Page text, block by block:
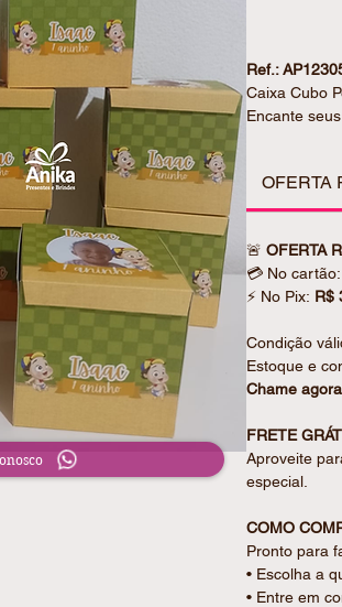
Ref.:
Caixa Cubo
Encante
Com um
a identidade
• Impressão
• Não é à
• Modelo:
• Produto
• Não
• Imagem
• Pode haver
OFERTA
🚨 OFERTA
💳 No cartão:
⚡ No Pix: R$
Condição
Estoque e
Chame
FRETE
Aproveite
especial.
COMO
Pronto para
• Escolha a
• Entre em